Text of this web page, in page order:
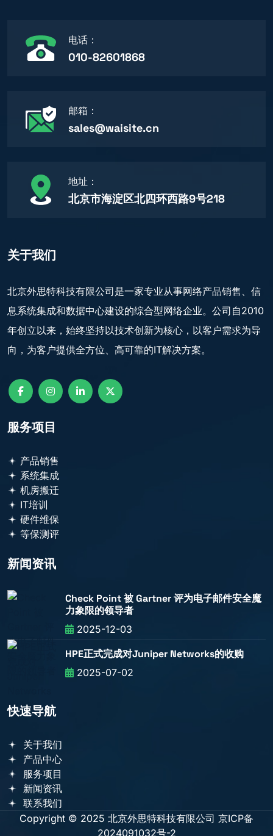
电话：
010-82601868
邮箱：
sales@waisite.cn
地址：
北京市海淀区北四环西路9号218
关于我们
北京外思特科技有限公司是一家专业从事网络产品销售、信
息系统集成和数据中心建设的综合型网络企业。公司自2010
年创立以来，始终坚持以技术创新为核心，以客户需求为导
向，为客户提供全方位、高可靠的IT解决方案。
服务项目
产品销售
系统集成
机房搬迁
IT培训
硬件维保
等保测评
新闻资讯
Check Point 被 Gartner 评为电子邮件安全魔
力象限的领导者
2025-12-03
HPE正式完成对Juniper Networks的收购
2025-07-02
快速导航
关于我们
产品中心
服务项目
新闻资讯
联系我们
Copyright © 2025 北京外思特科技有限公司 京ICP备
2024091032号-2